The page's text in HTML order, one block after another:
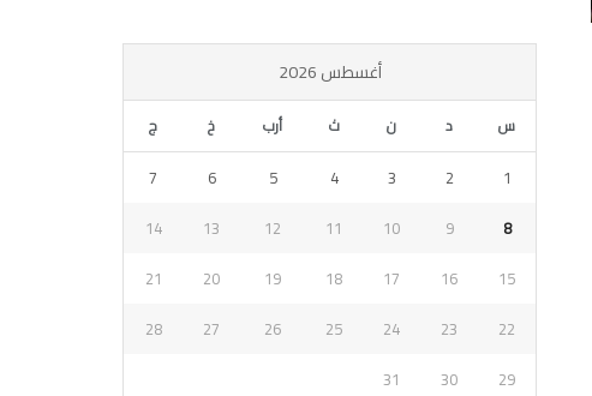
أغسطس 2026
س د ن ث أرب خ ج
1
2
3
4
5
6
7
8
9
10
11
12
13
14
15
16
17
18
19
20
21
22
23
24
25
26
27
28
29
30
31